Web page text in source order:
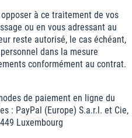
à ce traitement de vos
ou en vous adressant au
reste autorisé, le cas échéant,
dans la mesure
conformément au contrat.
de paiement en ligne du
: PayPal (Europe) S.a.r.l. et Cie,
Luxembourg